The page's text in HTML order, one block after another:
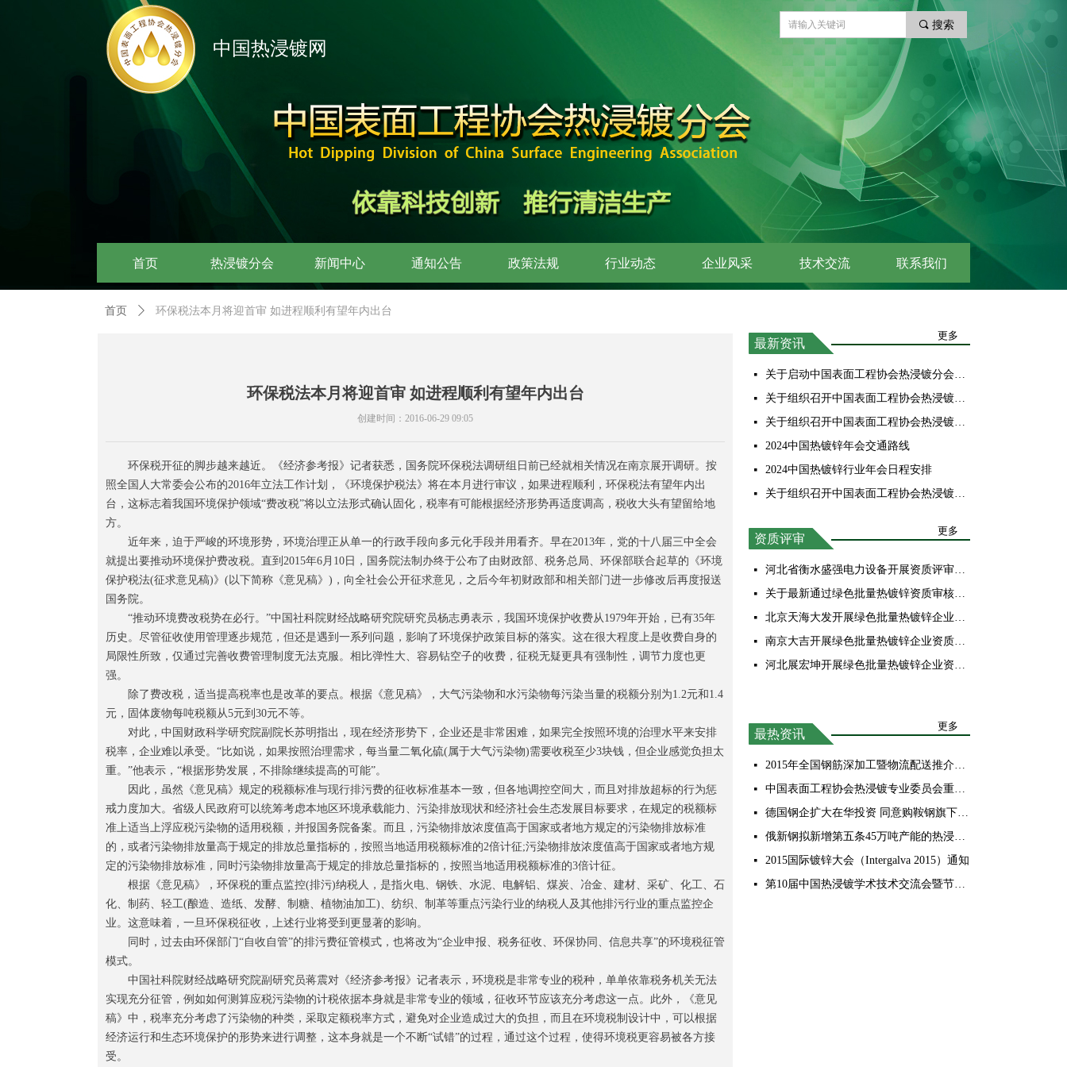
中国热浸镀网
끠 搜索
首页 热浸镀分会 新闻中心 通知公告 政策法规 行业动态 企业风采 技术交流 联系我们
环保税法本月将迎首审 如进程顺利有望年内出台
创建时间： 2016-06-29 09:05
环保税开征的脚步越来越近。《经济参考报》记者获悉，国务院环保税法调研组日前已经就相关情况在南京展开调研。按
照全国人大常委会公布的2016年立法工作计划，《环境保护税法》将在本月进行审议，如果进程顺利，环保税法有望年内出
台，这标志着我国环境保护领域“费改税”将以立法形式确认固化，税率有可能根据经济形势再适度调高，税收大头有望留给地
方。
近年来，迫于严峻的环境形势，环境治理正从单一的行政手段向多元化手段并用看齐。早在2013年，党的十八届三中全会
就提出要推动环境保护费改税。直到2015年6月10日，国务院法制办终于公布了由财政部、税务总局、环保部联合起草的《环境
保护税法(征求意见稿)》(以下简称《意见稿》)，向全社会公开征求意见，之后今年初财政部和相关部门进一步修改后再度报送
国务院。
“推动环境费改税势在必行。”中国社科院财经战略研究院研究员杨志勇表示，我国环境保护收费从1979年开始，已有35年
历史。尽管征收使用管理逐步规范，但还是遇到一系列问题，影响了环境保护政策目标的落实。这在很大程度上是收费自身的
局限性所致，仅通过完善收费管理制度无法克服。相比弹性大、容易钻空子的收费，征税无疑更具有强制性，调节力度也更
强。
除了费改税，适当提高税率也是改革的要点。根据《意见稿》，大气污染物和水污染物每污染当量的税额分别为1.2元和1.4
元，固体废物每吨税额从5元到30元不等。
对此，中国财政科学研究院副院长苏明指出，现在经济形势下，企业还是非常困难，如果完全按照环境的治理水平来安排
税率，企业难以承受。“比如说，如果按照治理需求，每当量二氧化硫(属于大气污染物)需要收税至少3块钱，但企业感觉负担太
重。”他表示，“根据形势发展，不排除继续提高的可能”。
因此，虽然《意见稿》规定的税额标准与现行排污费的征收标准基本一致，但各地调控空间大，而且对排放超标的行为惩
戒力度加大。省级人民政府可以统筹考虑本地区环境承载能力、污染排放现状和经济社会生态发展目标要求，在规定的税额标
准上适当上浮应税污染物的适用税额，并报国务院备案。而且，污染物排放浓度值高于国家或者地方规定的污染物排放标准
的，或者污染物排放量高于规定的排放总量指标的，按照当地适用税额标准的2倍计征;污染物排放浓度值高于国家或者地方规
定的污染物排放标准，同时污染物排放量高于规定的排放总量指标的，按照当地适用税额标准的3倍计征。
根据《意见稿》，环保税的重点监控(排污)纳税人，是指火电、钢铁、水泥、电解铝、煤炭、冶金、建材、采矿、化工、石
化、制药、轻工(酿造、造纸、发酵、制糖、植物油加工)、纺织、制革等重点污染行业的纳税人及其他排污行业的重点监控企
业。这意味着，一旦环保税征收，上述行业将受到更显著的影响。
同时，过去由环保部门“自收自管”的排污费征管模式，也将改为“企业申报、税务征收、环保协同、信息共享”的环境税征管
模式。
中国社科院财经战略研究院副研究员蒋震对《经济参考报》记者表示，环境税是非常专业的税种，单单依靠税务机关无法
实现充分征管，例如如何测算应税污染物的计税依据本身就是非常专业的领域，征收环节应该充分考虑这一点。此外，《意见
稿》中，税率充分考虑了污染物的种类，采取定额税率方式，避免对企业造成过大的负担，而且在环境税制设计中，可以根据
经济运行和生态环境保护的形势来进行调整，这本身就是一个不断“试错”的过程，通过这个过程，使得环境税更容易被各方接
受。
更多
넷 关于启动中国表面工程协会热浸镀分会换届工作 的通知
넷 关于组织召开中国表面工程协会热浸镀分会第四届五次会员代表大会暨2025中国热镀锌行业年会的通知
넷 关于组织召开中国表面工程协会热浸镀分会第四届五次会员代表大会暨2025中国热镀锌行业年会的通知 (第二轮)
넷 2024中国热镀锌年会交通路线
넷 2024中国热镀锌行业年会日程安排
넷 关于组织召开中国表面工程协会热浸镀分会第四届四次会员代表大会暨2024中国热镀锌行业年会的通知（第二轮）
最新资讯
更多
资质评审
넷 河北省衡水盛强电力设备开展资质评审工作
넷 关于最新通过绿色批量热镀锌资质审核企业的公示
넷 北京天海大发开展绿色批量热镀锌企业资质评审（试点）工作
넷 南京大吉开展绿色批量热镀锌企业资质评审（试点）工作
넷 河北展宏坤开展绿色批量热镀锌企业资质评审（试点）工作
更多
最热资讯
넷 2015年全国钢筋深加工暨物流配送推介会在河北隆重举行
넷 中国表面工程协会热浸镀专业委员会重要启事
넷 德国钢企扩大在华投资 同意购鞍钢旗下企业股权
넷 俄新钢拟新增第五条45万吨产能的热浸镀锌生产线
넷 2015国际镀锌大会（Intergalva 2015）通知
넷 第10届中国热浸镀学术技术交流会暨节能减排新技术推介会——展览推介会
首页 ꄲ 环保税法本月将迎首审 如进程顺利有望年内出台